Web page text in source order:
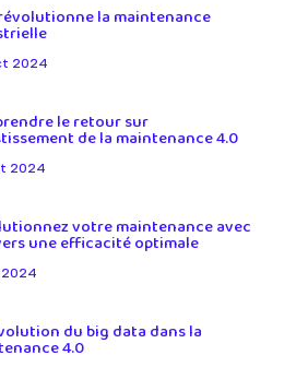
révolutionne la maintenance
2024
le retour sur
de la maintenance 4.0
2024
votre maintenance avec
une efficacité optimale
2024
du big data dans la
4.0